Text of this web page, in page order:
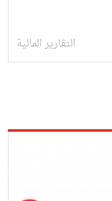
التقارير المالية